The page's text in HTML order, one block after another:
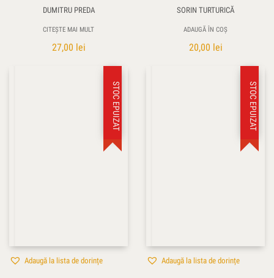
DUMITRU PREDA
CITEȘTE MAI MULT
27,00 lei
SORIN TURTURICĂ
ADAUGĂ ÎN COȘ
20,00 lei
STOC EPUIZAT
Adaugă la lista de dorințe
STOC EPUIZAT
Adaugă la lista de dorințe